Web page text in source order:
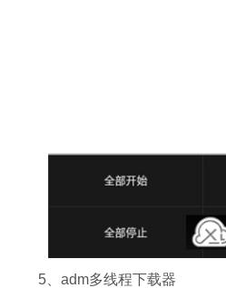
5、adm多线程下载器